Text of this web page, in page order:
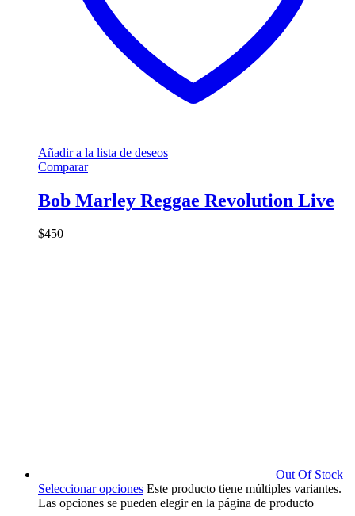
Añadir a la lista de deseos
Comparar
Bob Marley Reggae Revolution Live
$450
Out Of Stock
Seleccionar opciones Este producto tiene múltiples variantes.
Las opciones se pueden elegir en la página de producto